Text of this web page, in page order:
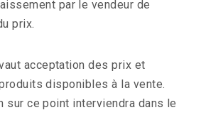
par le vendeur de
prix.
acceptation des prix et
disponibles à la vente.
sur ce point interviendra dans le